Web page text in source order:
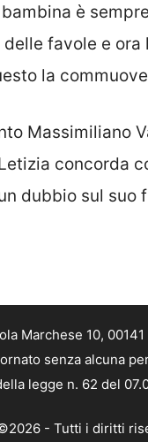
è
favole e ora
la
Massimiliano
concorda
dubbio sul suo
Marchese 10,
senza alcuna
legge n. 62 del
- Tutti i diritti